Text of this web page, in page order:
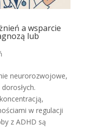
a wsparcie
lub
neurorozwojowe,
w regulacji
z ADHD są